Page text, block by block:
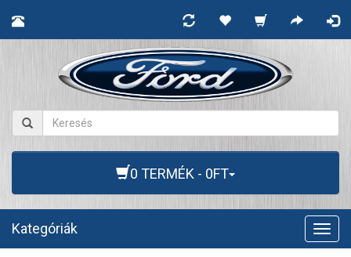
0 TERMÉK - 0FT
Kategóriák